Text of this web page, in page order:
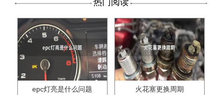
热门阅读
epc灯亮是什么问题 火花塞更换周期